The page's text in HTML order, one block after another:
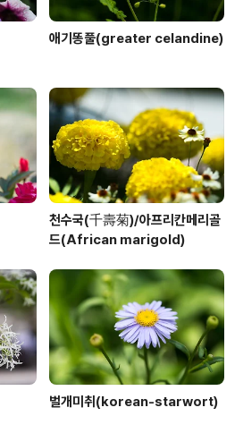
애기똥풀(greater celandine)
천수국(千壽菊)/아프리칸메리골
드(African marigold)
벌개미취(korean-starwort)